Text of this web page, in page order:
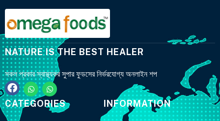
NATURE IS THE BEST HEALER
সকল প্রকার স্বাস্থ্যকর সুপার ফুডসের নির্ভরযোগ্য অনলাইন শপ
CATEGORIES INFORMATION